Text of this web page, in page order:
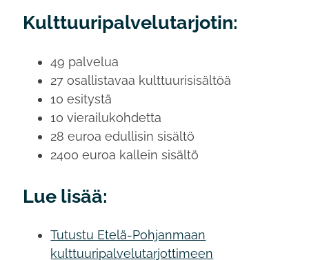
Kulttuuripalvelutarjotin:
49 palvelua
27 osallistavaa kulttuurisisältöä
10 esitystä
10 vierailukohdetta
28 euroa edullisin sisältö
2400 euroa kallein sisältö
Lue lisää:
Tutustu Etelä-Pohjanmaan
kulttuuripalvelutarjottimeen